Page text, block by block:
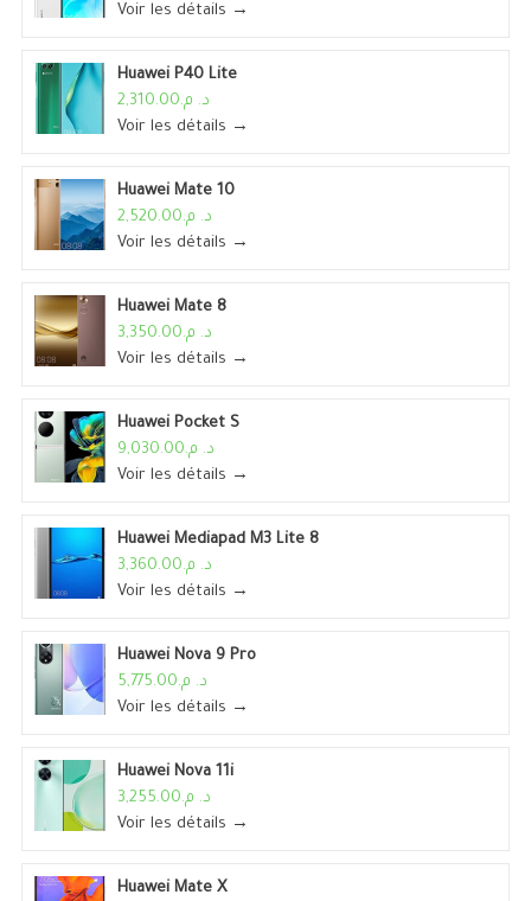
Voir les détails →
Huawei P40 Lite
د. م.2,310.00
Voir les détails →
Huawei Mate 10
د. م.2,520.00
Voir les détails →
Huawei Mate 8
د. م.3,350.00
Voir les détails →
Huawei Pocket S
د. م.9,030.00
Voir les détails →
Huawei Mediapad M3 Lite 8
د. م.3,360.00
Voir les détails →
Huawei Nova 9 Pro
د. م.5,775.00
Voir les détails →
Huawei Nova 11i
د. م.3,255.00
Voir les détails →
Huawei Mate X